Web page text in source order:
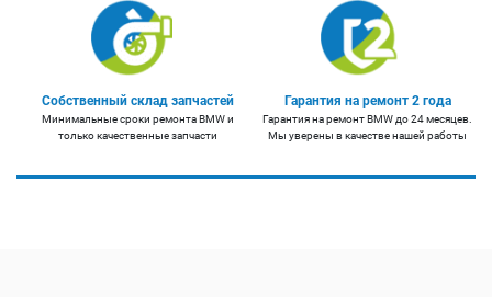
Собственный склад запчастей
Минимальные сроки ремонта BMW и
только качественные запчасти
Гарантия на ремонт 2 года
Гарантия на ремонт BMW до 24 месяцев.
Мы уверены в качестве нашей работы